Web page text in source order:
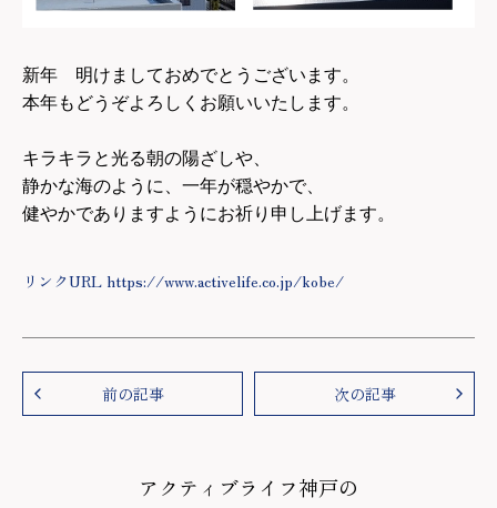
新年 明けましておめでとうございます。
本年もどうぞよろしくお願いいたします。
キラキラと光る朝の陽ざしや、
静かな海のように、一年が穏やかで、
健やかでありますようにお祈り申し上げます。
リンクURL https://www.activelife.co.jp/kobe/
前の記事 次の記事
アクティブライフ神戸の